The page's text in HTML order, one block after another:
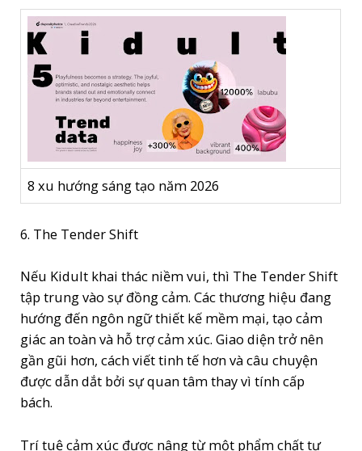
8 xu hướng sáng tạo năm 2026
6. The Tender Shift
Nếu Kidult khai thác niềm vui, thì The Tender Shift
tập trung vào sự đồng cảm. Các thương hiệu đang
hướng đến ngôn ngữ thiết kế mềm mại, tạo cảm
giác an toàn và hỗ trợ cảm xúc. Giao diện trở nên
gần gũi hơn, cách viết tinh tế hơn và câu chuyện
được dẫn dắt bởi sự quan tâm thay vì tính cấp
bách.
Trí tuệ cảm xúc được nâng từ một phẩm chất tự